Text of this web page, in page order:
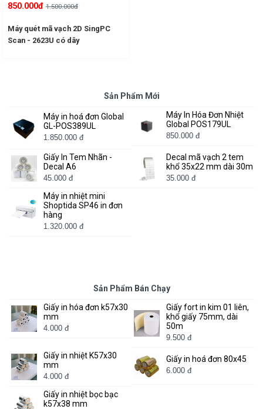
Sản Phẩm Mới
Máy in hoá đơn Global
GL-POS389UL
1.850.000 đ
Máy In Hóa Đơn Nhiệt
Global POS179UL
850.000 đ
Giấy In Tem Nhãn -
Decal A6
45.000 đ
Decal mã vạch 2 tem
khổ 35x22 mm dài 30m
35.000 đ
Máy in nhiệt mini
Shoptida SP46 in đơn
hàng
1.320.000 đ
Sản Phẩm Bán Chạy
Giấy in hóa đơn k57x30
mm
4.000 đ
Giấy fort in kim 01 liên,
khổ giấy 75mm, dài
50m
9.500 đ
Giấy in nhiệt K57x30
mm
4.000 đ
Giấy in hoá đơn 80x45
6.000 đ
Giấy in nhiệt bọc bạc
k57x38 mm
850.000đ1.500.000đ
Máy quét mã vạch 2D SingPC
Scan - 2623U có dây